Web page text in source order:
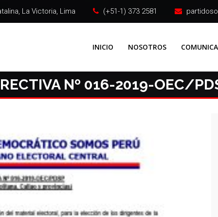
La Victoria, Lima (+51-1) 373 2581
INICIO NOSOTROS
Nº 016-2019-OEC/